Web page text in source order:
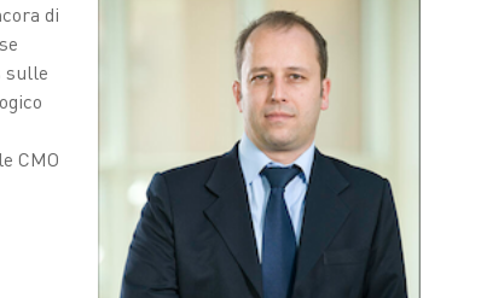
di
sulle
CMO